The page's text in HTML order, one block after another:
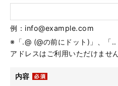
例：info@example.com
※「.@ (@の前にドット)」、「
アドレスはご利用いただけませ
内容